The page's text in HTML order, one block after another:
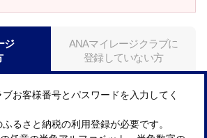
ジ
ANAマイレージクラブに
登録していない方
お客様番号とパスワードを入力してく
るさと納税の利用登録が必要です。